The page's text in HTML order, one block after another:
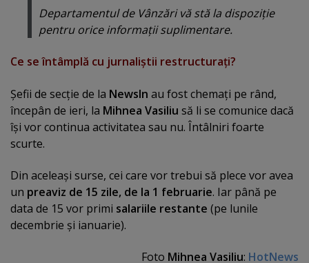
Departamentul de Vânzări vă stă la dispoziţie
pentru orice informaţii suplimentare.
Ce se întâmplă cu jurnaliştii restructuraţi?
Şefii de secţie de la NewsIn au fost chemaţi pe rând,
începân de ieri, la Mihnea Vasiliu să li se comunice dacă
îşi vor continua activitatea sau nu. Întâlniri foarte
scurte.
Din aceleaşi surse, cei care vor trebui să plece vor avea
un preaviz de 15 zile, de la 1 februarie. Iar până pe
data de 15 vor primi salariile restante (pe lunile
decembrie şi ianuarie).
Foto Mihnea Vasiliu: HotNews